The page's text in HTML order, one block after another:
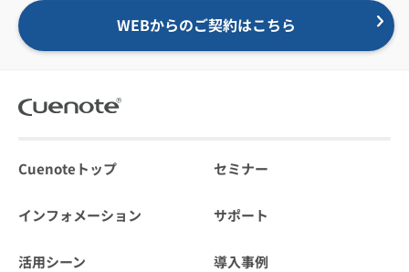
WEBからのご契約はこちら
Cuenoteトップ セミナー
インフォメーション サポート
活用シーン 導入事例